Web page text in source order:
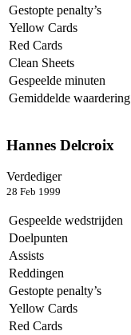
Gestopte penalty’s
Yellow Cards
Red Cards
Clean Sheets
Gespeelde minuten
Gemiddelde waardering
Hannes Delcroix
Verdediger
28 Feb 1999
Gespeelde wedstrijden
Doelpunten
Assists
Reddingen
Gestopte penalty’s
Yellow Cards
Red Cards